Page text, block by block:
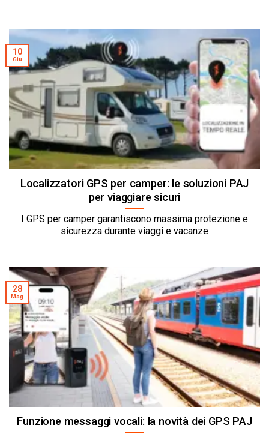
Localizzatori GPS per camper: le soluzioni PAJ
per viaggiare sicuri
I GPS per camper garantiscono massima protezione e
sicurezza durante viaggi e vacanze
10
Giu
Funzione messaggi vocali: la novità dei GPS PAJ
28
Mag